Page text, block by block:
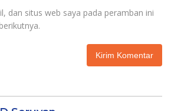
dan situs web saya pada peramban ini